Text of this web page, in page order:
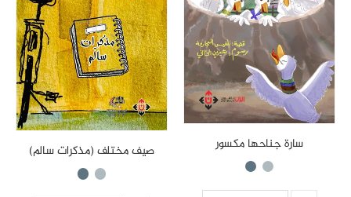
سارة جناحها مكسور صيف مختلف (مذكرات سالم)